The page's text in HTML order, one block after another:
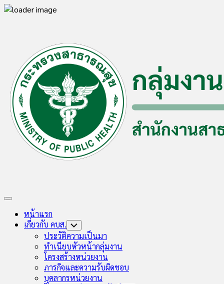
Expand
หน้าแรก
เกี่ยวกับ คบส. Toggle
Child
Menu
ประวัติความเป็นมา
ทำเนียบหัวหน้ากลุ่มงาน
โครงสร้างหน่วยงาน
ภารกิจและความรับผิดชอบ
บุคลากรหน่วยงาน